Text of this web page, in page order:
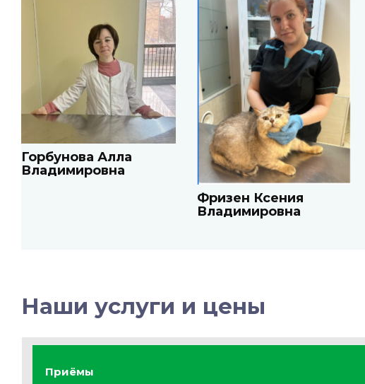
Горбунова Алла
Владимировна
Фризен Ксения
Владимировна
Наши услуги и цены
Приёмы